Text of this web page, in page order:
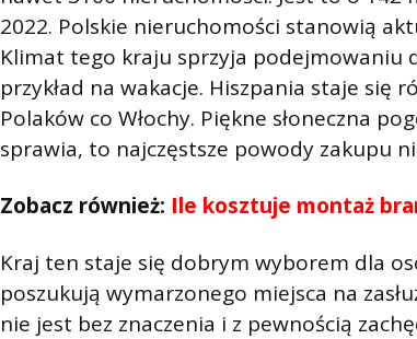
2022. Polskie nieruchomości stanowią
Klimat tego kraju sprzyja podejmowaniu
przykład na wakacje. Hiszpania staje się
Polaków co Włochy. Piękne słoneczna
sprawia, to najczęstsze powody zakupu
Zobacz również: Ile kosztuje montaż
Kraj ten staje się dobrym wyborem dla
poszukują wymarzonego miejsca na
nie jest bez znaczenia i z pewnością